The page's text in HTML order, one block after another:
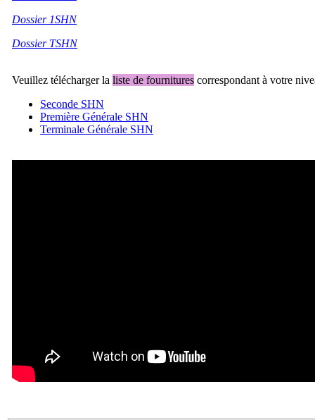
Dossier 1SHN
Dossier TSHN
Veuillez télécharger la liste de fournitures correspondant à votre
Seconde SHN
Première Générale SHN
Terminale Générale SHN